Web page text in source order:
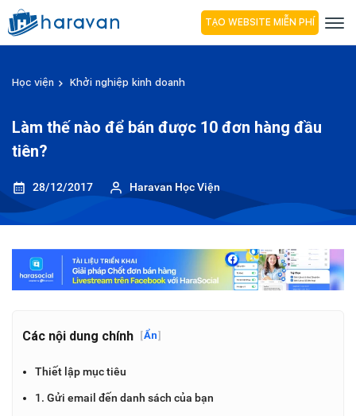
TẠO WEBSITE MIỄN PHÍ
Học viện Khởi nghiệp kinh doanh
Làm thế nào để bán được 10 đơn hàng đầu
tiên?
28/12/2017 Haravan Học Viện
Các nội dung chính [Ẩn]
Thiết lập mục tiêu
1. Gửi email đến danh sách của bạn